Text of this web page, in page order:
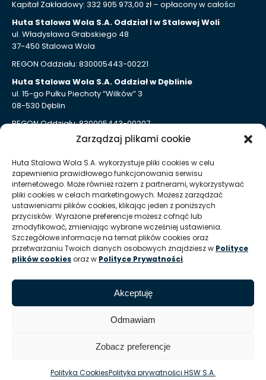
Zarządzaj plikami cookie
Huta Stalowa Wola S.A. wykorzystuje pliki cookies w celu
zapewnienia prawidłowego funkcjonowania serwisu
internetowego. Może również razem z partnerami, wykorzystywać
pliki cookies w celach marketingowych. Możesz zarządzać
ustawieniami plików cookies, klikając jeden z poniższych
przycisków. Wyrażone preferencje możesz cofnąć lub
zmodyfikować, zmieniając wybrane wcześniej ustawienia.
Szczegółowe informacje na temat plików cookies oraz
przetwarzaniu Twoich danych osobowych znajdziesz w Polityce
plików cookiesoraz w Polityce Prywatności.
Akceptuję
Odmawiam
Zobacz preferencje
Polityka CookiesPolityka prywatności HSW S.A.
Kapitał Zakładowy: 332 905 973,00 zł – opłacony w całości
Huta Stalowa Wola S.A. Oddział I w Stalowej Woli
ul. Władysława Grabskiego 48
37-450 Stalowa Wola
REGON Oddziału: 830005443-00221
Huta Stalowa Wola S.A. Oddział w Dęblinie
ul. 15-go Pułku Piechoty “Wilków” 3
08-530 Dęblin
REGON Oddziału: 830005443-00207
Huta Stalowa Wola S.A. Oddział Autosan w Sanoku
38-500 Sanok
REGON Oddziału 830005443-00214
Kontakt dla mediów
T:+48 (15) 813 51 38
E:marketing @ hsw pl
Zasady korzystania z serwisu / Nota prawna